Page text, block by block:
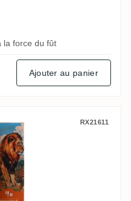
la force du fût
Ajouter au panier
Collectors Series
RX21611